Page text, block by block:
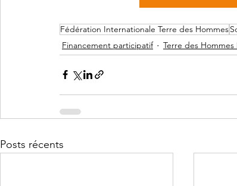
Fédération Internationale Terre des Hommes
Financement participatif
Terre des Hommes
Posts récents